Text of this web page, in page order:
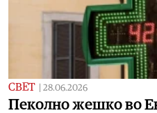
СВЕТ 28.06.2026
Пеколно жешко во